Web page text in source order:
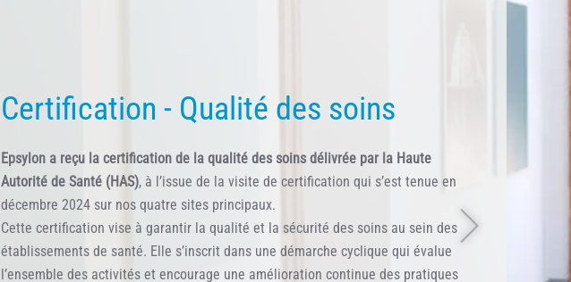
Webinaires Epsylon pour les
Lelundi 1er juin 2026 à 12h30en vidéo-conférence (zoom)
Trouble des conduites alimentaires (TCA) : actualités thérapeutiques et
nouveaux projets dans l’accompagnement des jeunes et de leur famille